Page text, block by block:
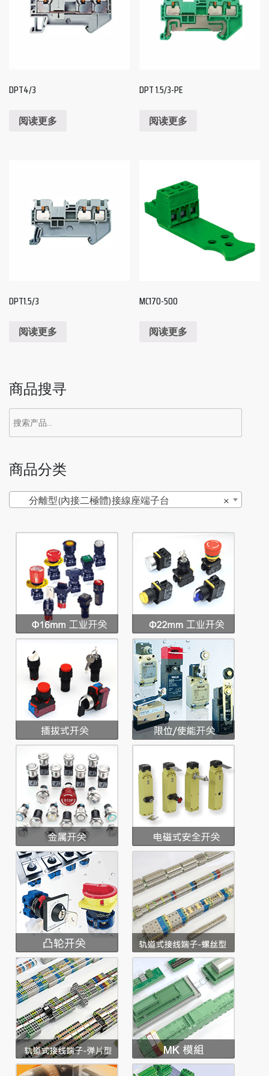
DPT4/3
阅读更多
DPT 1.5/3-PE
阅读更多
DPT1.5/3
阅读更多
MC170-500
阅读更多
商品搜寻
商品分类
×
分離型(內接二極體)接線座端子台